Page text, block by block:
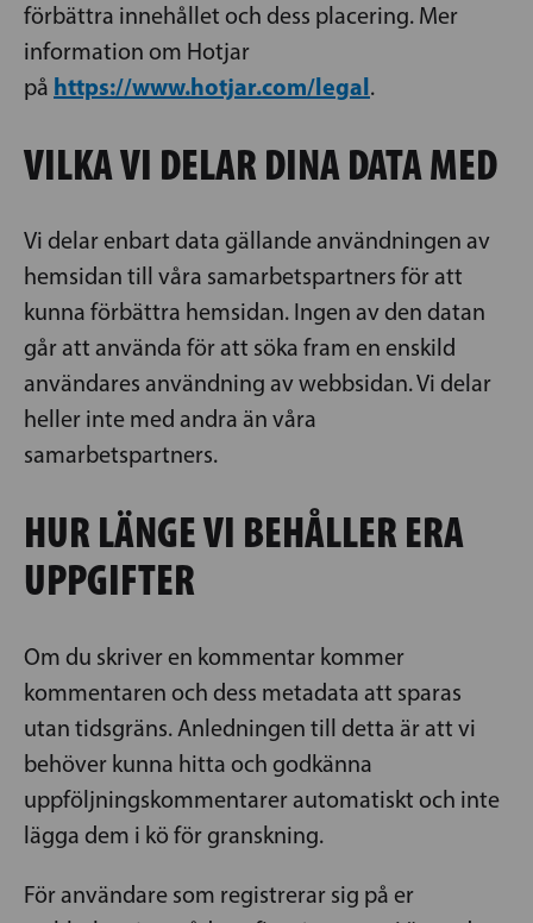
förbättra innehållet och dess placering. Mer
information om Hotjar
på https://www.hotjar.com/legal.
VILKA VI DELAR DINA DATA MED
Vi delar enbart data gällande användningen av
hemsidan till våra samarbetspartners för att
kunna förbättra hemsidan. Ingen av den datan
går att använda för att söka fram en enskild
användares användning av webbsidan. Vi delar
heller inte med andra än våra
samarbetspartners.
HUR LÄNGE VI BEHÅLLER ERA
UPPGIFTER
Om du skriver en kommentar kommer
kommentaren och dess metadata att sparas
utan tidsgräns. Anledningen till detta är att vi
behöver kunna hitta och godkänna
uppföljningskommentarer automatiskt och inte
lägga dem i kö för granskning.
För användare som registrerar sig på er